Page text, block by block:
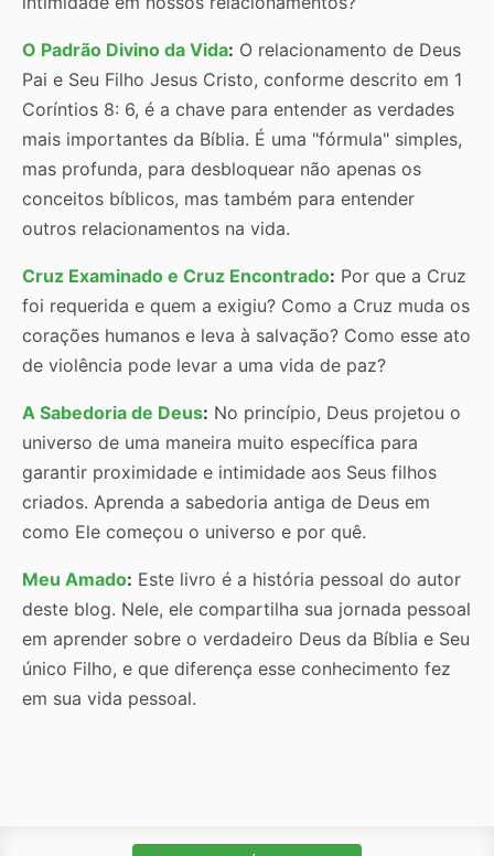
O Padrão Divino da Vida: O relacionamento de Deus
Pai e Seu Filho Jesus Cristo, conforme descrito em 1
Coríntios 8: 6, é a chave para entender as verdades
mais importantes da Bíblia. É uma "fórmula" simples,
mas profunda, para desbloquear não apenas os
conceitos bíblicos, mas também para entender
outros relacionamentos na vida.
Cruz Examinado e Cruz Encontrado: Por que a Cruz
foi requerida e quem a exigiu? Como a Cruz muda os
corações humanos e leva à salvação? Como esse ato
de violência pode levar a uma vida de paz?
A Sabedoria de Deus: No princípio, Deus projetou o
universo de uma maneira muito específica para
garantir proximidade e intimidade aos Seus filhos
criados. Aprenda a sabedoria antiga de Deus em
como Ele começou o universo e por quê.
Meu Amado: Este livro é a história pessoal do autor
deste blog. Nele, ele compartilha sua jornada pessoal
em aprender sobre o verdadeiro Deus da Bíblia e Seu
único Filho, e que diferença esse conhecimento fez
em sua vida pessoal.